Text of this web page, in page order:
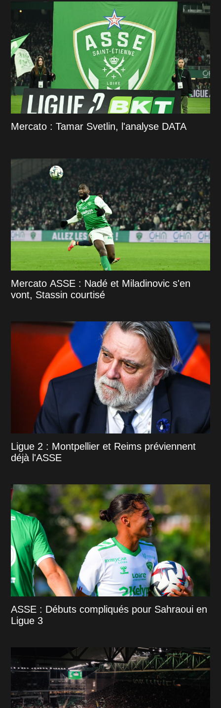
Mercato : Tamar Svetlin, l'analyse DATA
Mercato ASSE : Nadé et Miladinovic s'en
vont, Stassin courtisé
Ligue 2 : Montpellier et Reims préviennent
déjà l'ASSE
ASSE : Débuts compliqués pour Sahraoui en
Ligue 3